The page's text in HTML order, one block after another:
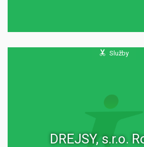
DREJSY, s.r.o.
Služby